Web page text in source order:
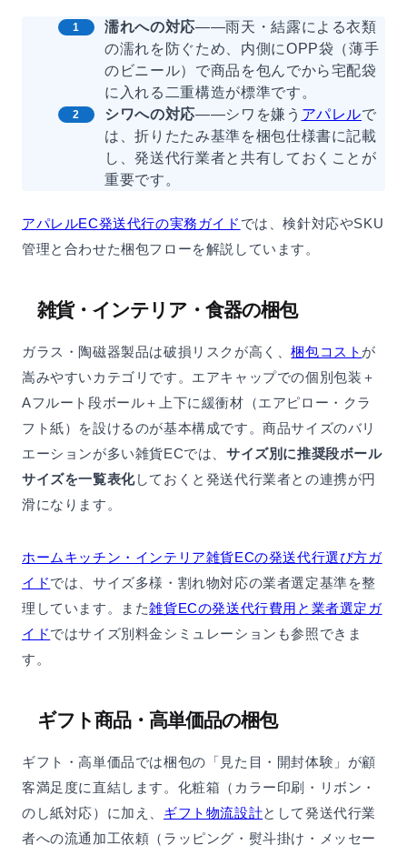
濡れへの対応——雨天・結露による衣類
の濡れを防ぐため、内側にOPP袋（薄手
のビニール）で商品を包んでから宅配袋
に入れる二重構造が標準です。
シワへの対応——シワを嫌う アパレルで
は、折りたたみ基準を梱包仕様書に記載
し、発送代行業者と共有しておくことが
重要です。
アパレルEC発送代行の実務ガイド では、検針対応やSKU
管理と合わせた梱包フローを解説しています。
雑貨・インテリア・食器の梱包
ガラス・陶磁器製品は破損リスクが高く、梱包コスト が
嵩みやすいカテゴリです。エアキャップでの個別包装＋
Aフルート段ボール＋上下に緩衝材（エアピロー・クラ
フト紙）を設けるのが基本構成です。商品サイズのバリ
エーションが多い雑貨ECでは、 サイズ別に推奨段ボール
サイズを一覧表化しておくと発送代行業者との連携が円
滑になります。
ホームキッチン・インテリア雑貨ECの発送代行選び方ガ
イドでは、サイズ多様・割れ物対応の業者選定基準を整
理しています。また雑貨ECの発送代行費用と業者選定ガ
イドではサイズ別料金シミュレーションも参照できま
す。
ギフト商品・高単価品の梱包
ギフト・高単価品では梱包の「見た目・開封体験」が顧
客満足度に直結します。化粧箱（カラー印刷・リボン・
のし紙対応）に加え、 ギフト物流設計として発送代行業
者への流通加工依頼（ラッピング・熨斗掛け・メッセー